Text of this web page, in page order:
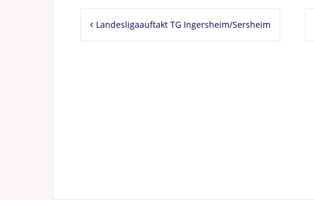
Beitragsnavigation
Landesligaauftakt TG Ingersheim/Sersheim